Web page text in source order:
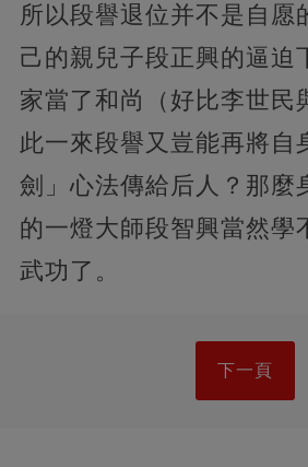
所以段譽退位并不是自愿
己的親兒子段正興的逼迫
家當了和尚（好比李世民
此一來段譽又豈能再將自
劍」心法傳給后人？那麼
的一燈大師段智興當然學
武功了。
下一頁